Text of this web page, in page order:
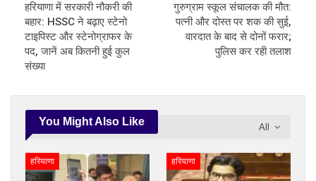
हरियाणा में सरकारी नौकरी की
बहार: HSSC ने बढ़ाए स्टेनो
टाइपिस्ट और स्टेनोग्राफर के
पद, जानें अब कितनी हुई कुल
संख्या
गुरुग्राम स्कूल संचालक की मौत:
पत्नी और दोस्त पर शक की सुई,
वारदात के बाद से दोनों फरार;
पुलिस कर रही तलाश
All
You Might Also Like
हरियाणा हरियाणा